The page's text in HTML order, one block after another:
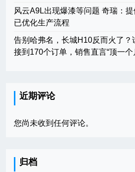
风云A9L出现爆漆等问题 奇瑞：
已优化生产流程
告别哈弗名，长城H10反而火了？
接到170个订单，销售直言“顶一个
近期评论
您尚未收到任何评论。
归档